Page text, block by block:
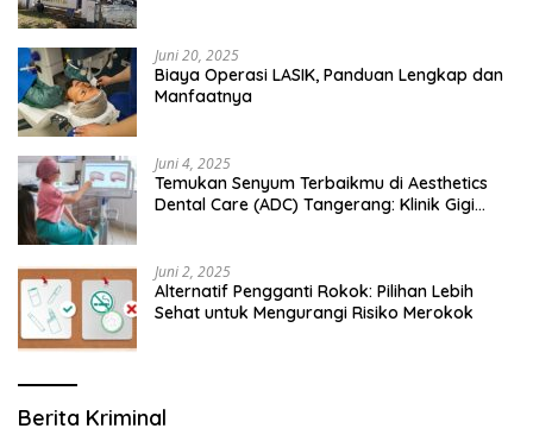
Juni 20, 2025
Biaya Operasi LASIK, Panduan Lengkap dan
Manfaatnya
Juni 4, 2025
Temukan Senyum Terbaikmu di Aesthetics
Dental Care (ADC) Tangerang: Klinik Gigi
Juni 2, 2025
Alternatif Pengganti Rokok: Pilihan Lebih
Sehat untuk Mengurangi Risiko Merokok
Berita Kriminal